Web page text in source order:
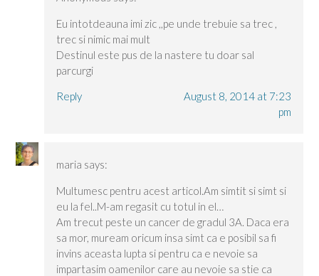
Eu intotdeauna imi zic ,,pe unde trebuie sa trec ,
trec si nimic mai mult
Destinul este pus de la nastere tu doar sal
parcurgi
Reply
August 8, 2014 at 7:23
pm
maria says:
Multumesc pentru acest articol.Am simtit si simt si
eu la fel..M-am regasit cu totul in el…
Am trecut peste un cancer de gradul 3A. Daca era
sa mor, muream oricum insa simt ca e posibil sa fi
invins aceasta lupta si pentru ca e nevoie sa
impartasim oamenilor care au nevoie sa stie ca